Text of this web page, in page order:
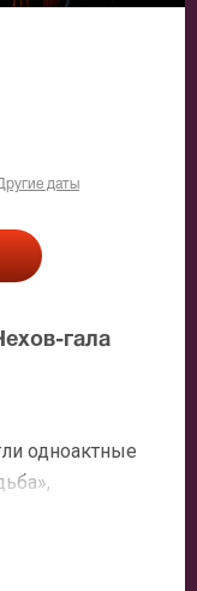
даты
гала
одноактные
табака» -
Его спектакль